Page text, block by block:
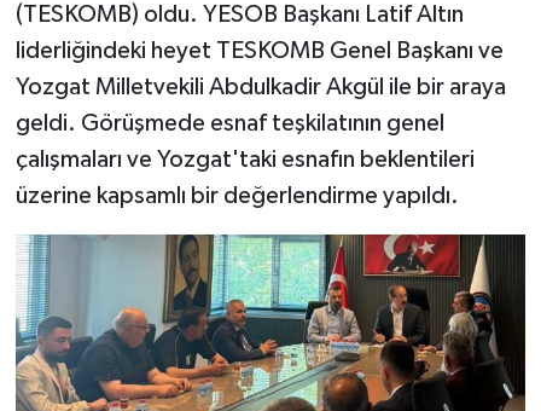
(TESKOMB) oldu. YESOB Başkanı Latif Altın
liderliğindeki heyet TESKOMB Genel Başkanı ve
Yozgat Milletvekili Abdulkadir Akgül ile bir araya
geldi. Görüşmede esnaf teşkilatının genel
çalışmaları ve Yozgat'taki esnafın beklentileri
üzerine kapsamlı bir değerlendirme yapıldı.